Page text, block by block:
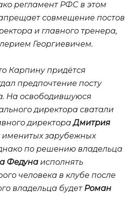
регламент РФС в этом
совмещение постов
и главного тренера,
Георгиевичем.
Карпину придётся
предпочтение посту
На освободившуюся
директора сватали
директораДмитрия
зарубежных
по решению владельца
Федуна исполнять
человека в клубе после
владельца будет Роман